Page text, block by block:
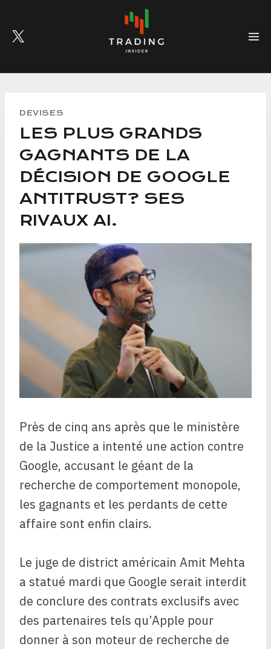
content
DEVISES
LES PLUS GRANDS
GAGNANTS DE LA
DÉCISION DE GOOGLE
ANTITRUST? SES
RIVAUX AI.
Près de cinq ans après que le ministère
de la Justice a intenté une action contre
Google, accusant le géant de la
recherche de comportement monopole,
les gagnants et les perdants de cette
affaire sont enfin clairs.
Le juge de district américain Amit Mehta
a statué mardi que Google serait interdit
de conclure des contrats exclusifs avec
des partenaires tels qu’Apple pour
donner à son moteur de recherche de